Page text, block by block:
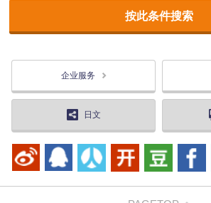
企业服务
日文